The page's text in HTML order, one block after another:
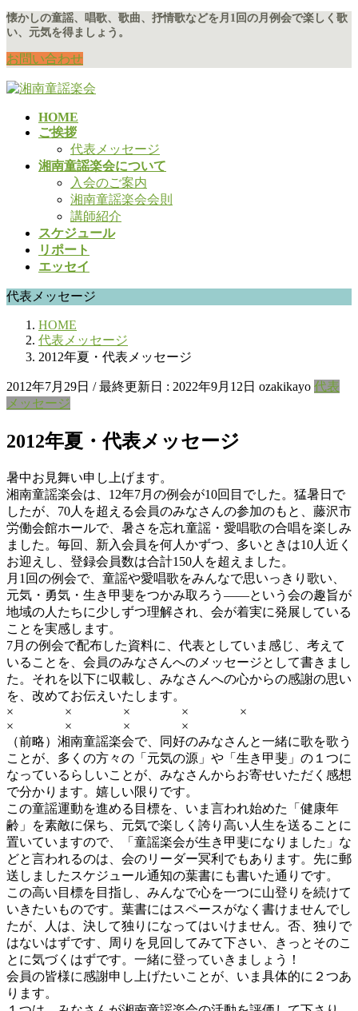
コ
ン
テ
ン
ツ
ナ
ビ
ゲ
ー
シ
懐かしの童謡、唱歌、歌曲、抒情歌などを月1回の月例会で楽しく歌
い、元気を得ましょう。
お問い合わせ
HOME
ご挨拶
代表メッセージ
湘南童謡楽会について
入会のご案内
湘南童謡楽会会則
講師紹介
スケジュール
リポート
エッセイ
代表メッセージ
HOME
代表メッセージ
2012年夏・代表メッセージ
2012年7月29日 / 最終更新日 : 2022年9月12日 ozakikayo 代表
メッセージ
2012年夏・代表メッセージ
暑中お見舞い申し上げます。
湘南童謡楽会は、12年7月の例会が10回目でした。猛暑日で
したが、70人を超える会員のみなさんの参加のもと、藤沢市
労働会館ホールで、暑さを忘れ童謡・愛唱歌の合唱を楽しみ
ました。毎回、新入会員を何人かずつ、多いときは10人近く
お迎えし、登録会員数は合計150人を超えました。
月1回の例会で、童謡や愛唱歌をみんなで思いっきり歌い、
元気・勇気・生き甲斐をつかみ取ろう――という会の趣旨が
地域の人たちに少しずつ理解され、会が着実に発展している
ことを実感します。
7月の例会で配布した資料に、代表としていま感じ、考えて
いることを、会員のみなさんへのメッセージとして書きまし
た。それを以下に収載し、みなさんへの心からの感謝の思い
を、改めてお伝えいたします。
× × × × ×
× × × ×
（前略）湘南童謡楽会で、同好のみなさんと一緒に歌を歌う
ことが、多くの方々の「元気の源」や「生き甲斐」の１つに
なっているらしいことが、みなさんからお寄せいただく感想
で分かります。嬉しい限りです。
この童謡運動を進める目標を、いま言われ始めた「健康年
齢」を素敵に保ち、元気で楽しく誇り高い人生を送ることに
置いていますので、「童謡楽会が生き甲斐になりました」な
どと言われるのは、会のリーダー冥利でもあります。先に郵
送しましたスケジュール通知の葉書にも書いた通りです。
この高い目標を目指し、みんなで心を一つに山登りを続けて
いきたいものです。葉書にはスペースがなく書けませんでし
たが、人は、決して独りになってはいけません。否、独りで
はないはずです、周りを見回してみて下さい、きっとそのこ
とに気づくはずです。一緒に登っていきましょう！
会員の皆様に感謝申し上げたいことが、いま具体的に２つあ
ります。